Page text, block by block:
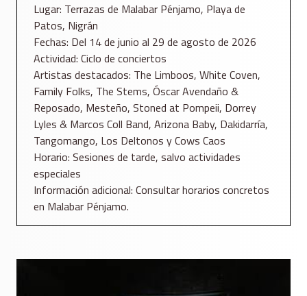
Lugar: Terrazas de Malabar Pénjamo, Playa de
Patos, Nigrán
Fechas: Del 14 de junio al 29 de agosto de 2026
Actividad: Ciclo de conciertos
Artistas destacados: The Limboos, White Coven,
Family Folks, The Stems, Óscar Avendaño &
Reposado, Mesteño, Stoned at Pompeii, Dorrey
Lyles & Marcos Coll Band, Arizona Baby, Dakidarría,
Tangomango, Los Deltonos y Cows Caos
Horario: Sesiones de tarde, salvo actividades
especiales
Información adicional: Consultar horarios concretos
en Malabar Pénjamo.